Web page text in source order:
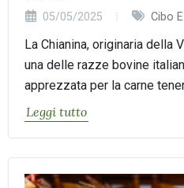
05/05/2025 Cibo
La Chianina, originaria della
una delle razze bovine
apprezzata per la carne
Leggi tutto